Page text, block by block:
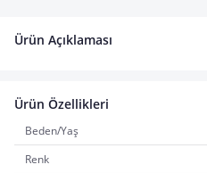
Ürün Açıklaması
Ürün Özellikleri
Beden/Yaş
Renk